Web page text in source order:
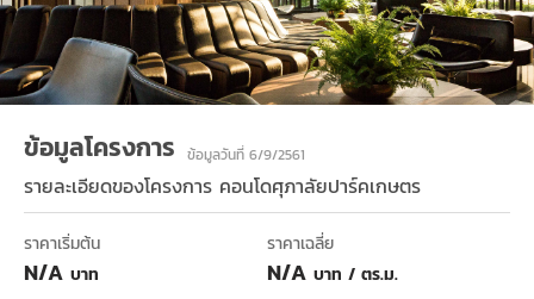
ข้อมูลโครงการ ข้อมูลวันที่ 6/9/2561
รายละเอียดของโครงการ คอนโดศุภาลัยปาร์คเกษตร
ราคาเริ่มต้น
N/A บาท
ราคาเฉลี่ย
N/A บาท / ตร.ม.